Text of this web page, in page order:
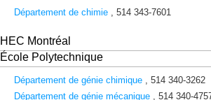
Jean-
520,
ch.
de
Côte-
Département de chimie , 514 343-7601
HEC Montréal
École Polytechnique
Département de génie chimique , 514 340-3262
Département de génie mécanique , 514 340-